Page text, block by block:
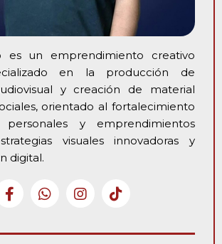
es un emprendimiento creativo
en la producción de
y creación de material
orientado al fortalecimiento
y emprendimientos
visuales innovadoras y
digital.